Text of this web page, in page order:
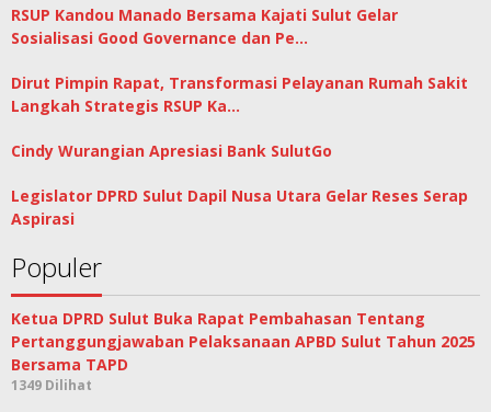
RSUP Kandou Manado Bersama Kajati Sulut Gelar
Sosialisasi Good Governance dan Pe…
Dirut Pimpin Rapat, Transformasi Pelayanan Rumah Sakit
Langkah Strategis RSUP Ka…
Cindy Wurangian Apresiasi Bank SulutGo
Legislator DPRD Sulut Dapil Nusa Utara Gelar Reses Serap
Aspirasi
Populer
Ketua DPRD Sulut Buka Rapat Pembahasan Tentang
Pertanggungjawaban Pelaksanaan APBD Sulut Tahun 2025
Bersama TAPD
1349 Dilihat